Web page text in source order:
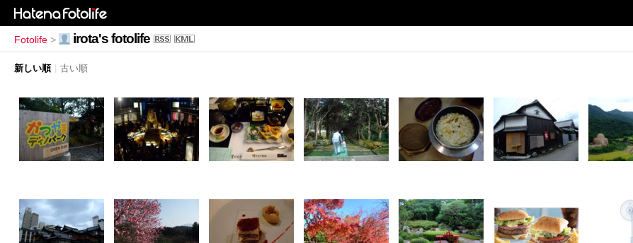
Fotolife > irota's fotolife
新しい順 古い順